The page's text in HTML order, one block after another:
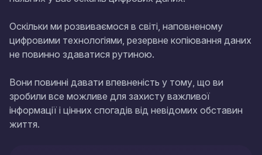
Оскільки ми розвиваємося в світі, наповненому
цифровими технологіями, резервне копіювання даних
не повинно здаватися рутиною.
Вони повинні давати впевненість у тому, що ви
зробили все можливе для захисту важливої
інформації і цінних спогадів від невідомих обставин
життя.